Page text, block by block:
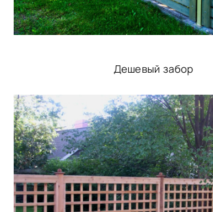
Дешевый забор